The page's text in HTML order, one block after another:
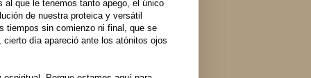
que le tenemos tanto apego, el único
de nuestra proteica y versátil
tiempos sin comienzo ni final, que se
día apareció ante los atónitos ojos